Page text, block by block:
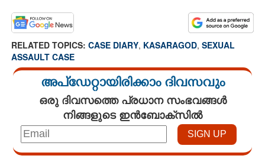
RELATED TOPICS: CASE DIARY, KASARAGOD, SEXUAL
ASSAULT CASE
അപ്ഡേറ്റായിരിക്കാം ദിവസവും
ഒരു ദിവസത്തെ പ്രധാന സംഭവങ്ങൾ
നിങ്ങളുടെ ഇൻബോക്സിൽ